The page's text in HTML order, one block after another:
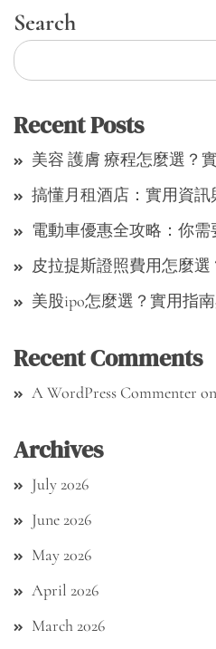
Search
Recent Posts
美容 護膚 療程怎麼選？
搞懂月租酒店：實用資訊
電動車優惠全攻略：你
皮拉提斯證照費用怎麼
美股ipo怎麼選？實用指
Recent Comments
A WordPress Commenter on
Archives
July 2026
June 2026
May 2026
April 2026
March 2026